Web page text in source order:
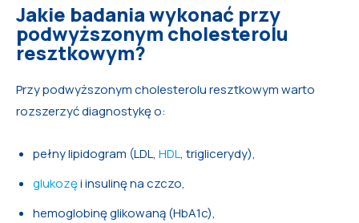
Jakie badania wykonać przy
podwyższonym cholesterolu
resztkowym?
Przy podwyższonym cholesterolu resztkowym warto
rozszerzyć diagnostykę o:
pełny lipidogram (LDL, HDL, triglicerydy),
glukozęi insulinę na czczo,
hemoglobinę glikowaną (HbA1c),